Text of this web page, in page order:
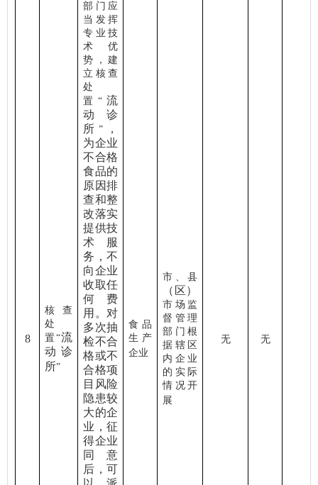
8
核查
处
置“流
动诊
所”
部门应
当发挥
专业技
术优
势，建
立核查
处
置 “流
动诊
所 ”，
为企业
不合格
食品的
原因排
查和整
改落实
提供技
术服
务，不
向企业
收取任
何费
用。对
多次抽
检不合
格或不
合格项
目风险
隐患较
大的企
业，征
得企业
同意
后，可
食品
生产
企业
市、县
（区）
市场监
督管理
部门根
据辖区
内企业
的实际
情况开
展
无 无